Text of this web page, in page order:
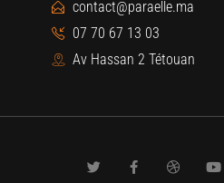
contact@paraelle.ma
07 70 67 13 03
Av Hassan 2 Tétouan